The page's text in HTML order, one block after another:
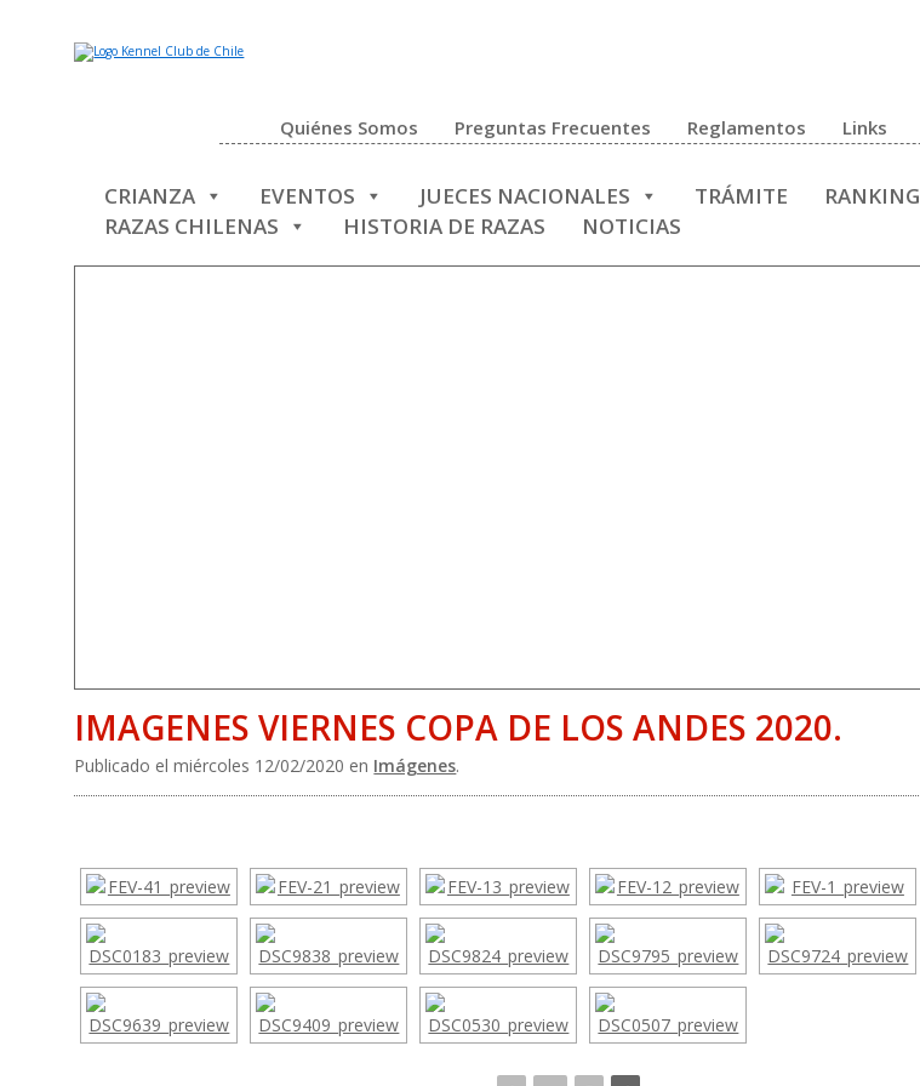
Quiénes Somos Preguntas Frecuentes Reglamentos Links
CRIANZA EVENTOS JUECES NACIONALES TRÁMITE RANKING
RAZAS CHILENAS
HISTORIA DE RAZAS NOTICIAS
IMAGENES VIERNES COPA DE LOS ANDES 2020.
Publicado el miércoles 12/02/2020 en Imágenes.